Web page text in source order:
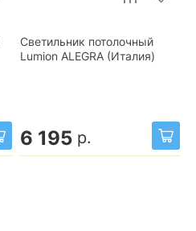
Светильник потолочный
Lumion ALEGRA (Италия)
6 195 р.